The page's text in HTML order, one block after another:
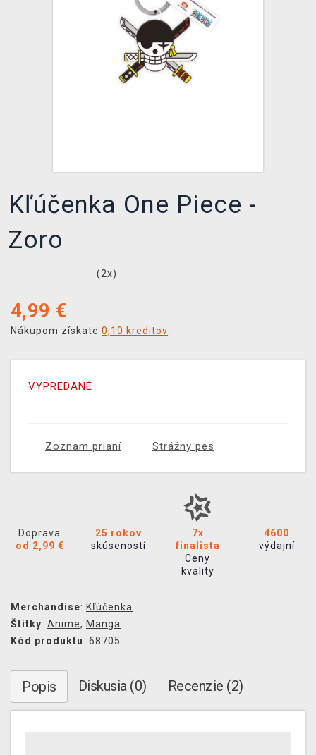
Kľúčenka One Piece -
Zoro
(2x)
4,99 €
Nákupom získate 0,10 kreditov
VYPREDANÉ
Zoznam prianí Strážny pes
Doprava
od 2,99 €
25 rokov
skúseností
7x
finalista
Ceny
kvality
4600
výdajní
Merchandise: Kľúčenka
Štítky: Anime, Manga
Kód produktu: 68705
Popis Diskusia (0) Recenzie (2)